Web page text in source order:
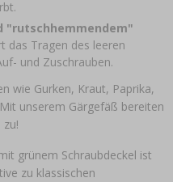
"rutschhemmendem"
das Tragen des leeren
und Zuschrauben.
wie Gurken, Kraut, Paprika,
unserem Gärgefäß bereiten
grünem Schraubdeckel ist
zu klassischen